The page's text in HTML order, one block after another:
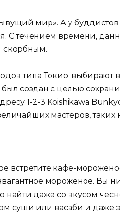
мир». А у
С течением времени,
скорбным.
типа Токио,
создан с целью
1-2-3 Koishikawa
мастеров,
встретите кафе-
мороженое.
найти даже со вкусом
суши или васаби и даже